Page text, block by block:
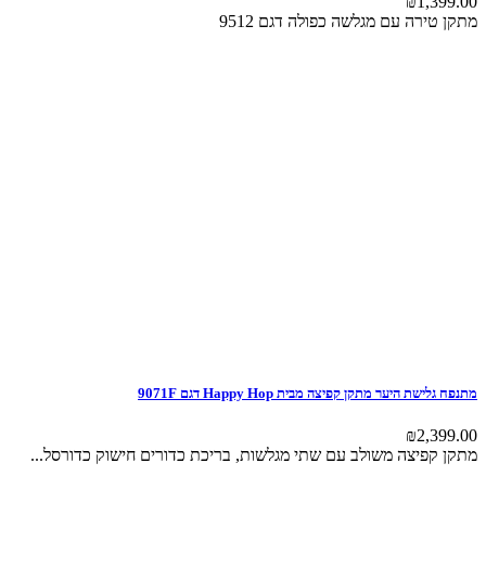
מתקן טירה עם מגלשה כפולה דגם 9512
מתנפח גלישת היער מתקן קפיצה מבית Happy Hop דגם 9071F
₪2,399.00
מתקן קפיצה משולב עם שתי מגלשות, בריכת כדורים חישוק כדורסל...